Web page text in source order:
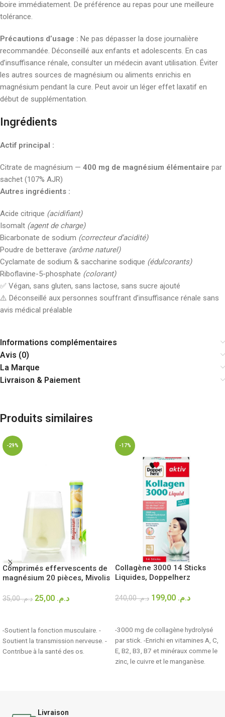
boire immédiatement. De préférence au repas pour une meilleure
tolérance.
Précautions d’usage : Ne pas dépasser la dose journalière
recommandée. Déconseillé aux enfants et adolescents. En cas
d’insuffisance rénale, consulter un médecin avant utilisation. Éviter
les autres sources de magnésium ou aliments enrichis en
magnésium pendant la cure. Peut avoir un léger effet laxatif en
début de supplémentation.
Ingrédients
Actif principal :
Citrate de magnésium — 400 mg de magnésium élémentaire par
sachet (107% AJR)
Autres ingrédients :
Acide citrique (acidifiant)
Isomalt (agent de charge)
Bicarbonate de sodium (correcteur d’acidité)
Poudre de betterave (arôme naturel)
Cyclamate de sodium & saccharine sodique (édulcorants)
Riboflavine-5-phosphate (colorant)
✅ Végan, sans gluten, sans lactose, sans sucre ajouté
⚠️ Déconseillé aux personnes souffrant d’insuffisance rénale sans
avis médical préalable
Informations complémentaires
Avis (0)
La Marque
Livraison & Paiement
Produits similaires
-29%
Comprimés effervescents de
magnésium 20 pièces, Mivolis
د.م.35,00 د.م.
-Soutient la fonction musculaire. -
Soutient la transmission nerveuse. -
Contribue à la santé des os.
-17%
Collagène 3000 14 Sticks
Liquides, Doppelherz
د.م.240,00 د.م.
-3000 mg de collagène hydrolysé
par stick. -Enrichi en vitamines A, C,
E, B2, B3, B7 et minéraux comme le
zinc, le cuivre et le manganèse.
Livraison